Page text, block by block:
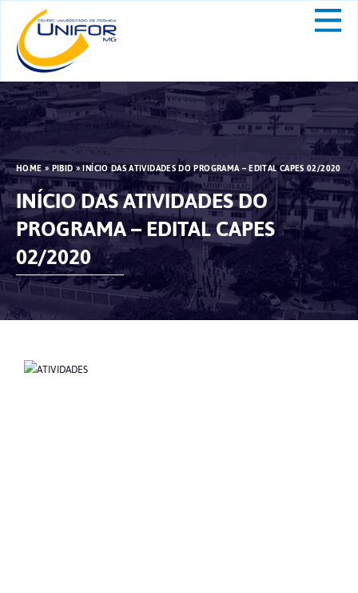
HOME»PIBID»INÍCIO DAS ATIVIDADES DO PROGRAMA – EDITAL CAPES 02/2020
INÍCIO DAS ATIVIDADES DO
PROGRAMA – EDITAL CAPES
02/2020